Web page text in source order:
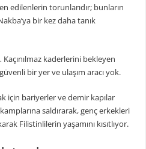
edilenlerin torunlarıdır; bunların
bir kez daha tanık
kaderlerini bekleyen
bir yer ve ulaşım aracı yok.
için bariyerler ve demir kapılar
saldırarak, genç erkekleri
Filistinlilerin yaşamını kısıtlıyor.